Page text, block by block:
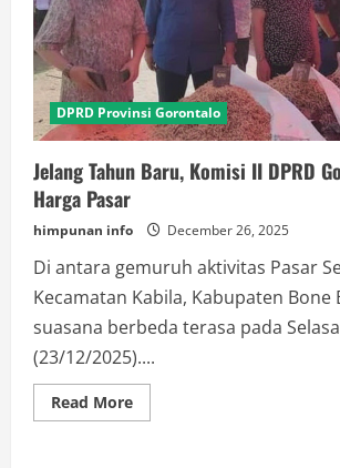
DPRD Provinsi Gorontalo
Jelang Tahun Baru, Komisi II DPRD
Harga Pasar
himpunan info December 26, 2025
Di antara gemuruh aktivitas Pasar
Kecamatan Kabila, Kabupaten Bone
suasana berbeda terasa pada Selasa
(23/12/2025)....
Read MoreRead
more